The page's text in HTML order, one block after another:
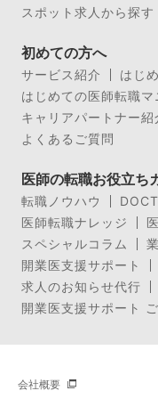
スポット求人から探す
初めての方へ
サービス紹介
はじ
はじめての医師転職マ
キャリアパートナー紹
よくあるご質問
医師の転職お役立ち
転職ノウハウ
医師転職ナレッジ
スペシャルコラム
開業医支援サポート
求人のお知らせ代行
開業医支援サポート
会社概要